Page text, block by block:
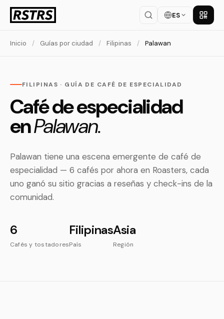
ES
Inicio / Guías por ciudad / Filipinas / Palawan
FILIPINAS · GUÍA DE CAFÉ DE ESPECIALIDAD
Café de especialidad
enPalawan.
Palawan tiene una escena emergente de café de
especialidad — 6 cafés por ahora en Roasters, cada
uno ganó su sitio gracias a reseñas y check-ins de la
comunidad.
6
Cafés y tostadores
Filipinas
País
Asia
Región